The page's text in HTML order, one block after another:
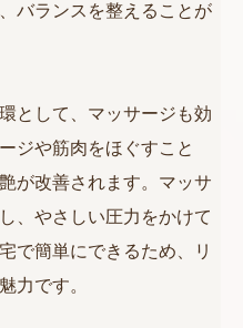
バランスを整えることが
として、マッサージも効
ジや筋肉をほぐすこと
が改善されます。マッサ
、やさしい圧力をかけて
で簡単にできるため、リ
力です。